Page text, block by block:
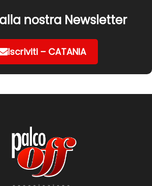
nostra Newsletter
Iscriviti – CATANIA